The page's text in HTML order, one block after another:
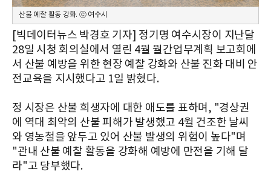
산불 예찰 활동 강화. ⓒ 여수시
[빅데이터뉴스 박경호 기자] 정기명 여수시장이 지난달
28일 시청 회의실에서 열린 4월 월간업무계획 보고회에
서 산불 예방을 위한 현장 예찰 강화와 산불 진화 대비 안
전교육을 지시했다고 1일 밝혔다.
정 시장은 산불 희생자에 대한 애도를 표하며, "경상권
에 역대 최악의 산불 피해가 발생했고 4월 건조한 날씨
와 영농철을 앞두고 있어 산불 발생의 위험이 높다"며
"관내 산불 예찰 활동을 강화해 예방에 만전을 기해 달
라"고 당부했다.